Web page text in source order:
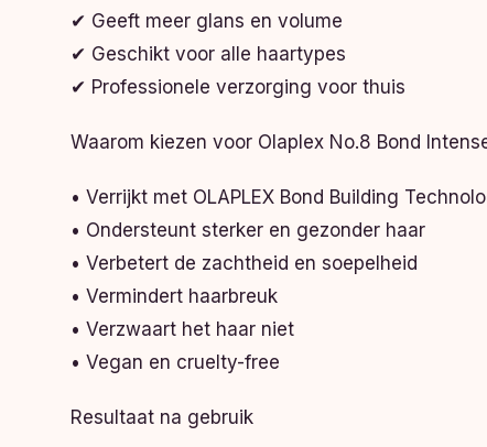
✔ Geeft meer glans en volume
✔ Geschikt voor alle haartypes
✔ Professionele verzorging voor thuis
Waarom kiezen voor Olaplex No.8 Bond
• Verrijkt met OLAPLEX Bond Building
• Ondersteunt sterker en gezonder haar
• Verbetert de zachtheid en soepelheid
• Vermindert haarbreuk
• Verzwaart het haar niet
• Vegan en cruelty-free
Resultaat na gebruik